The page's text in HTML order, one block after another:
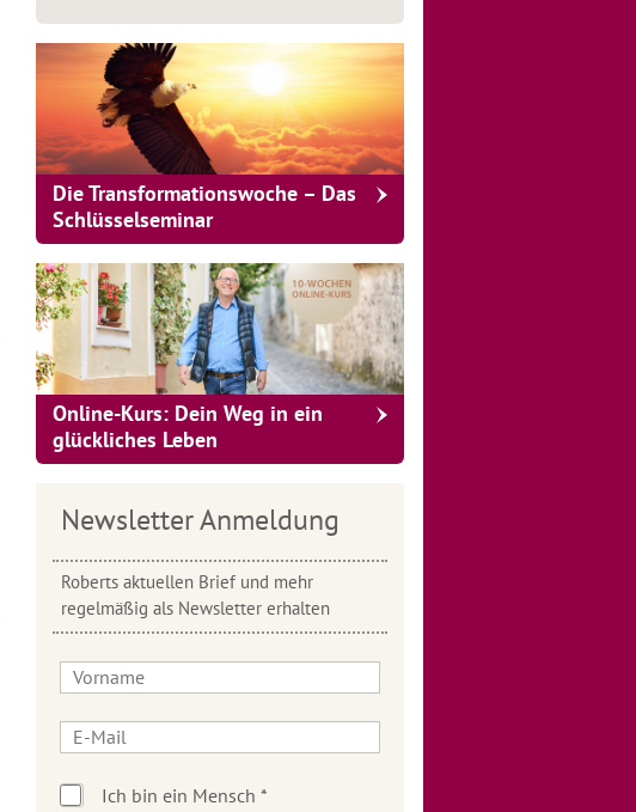
Die Transformationswoche – Das
Schlüsselseminar
Online-Kurs: Dein Weg in ein
glückliches Leben
Newsletter Anmeldung
Roberts aktuellen Brief und mehr
regelmäßig als Newsletter erhalten